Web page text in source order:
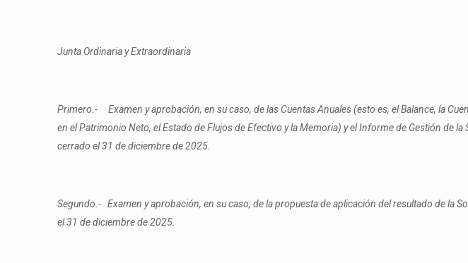
Junta Ordinaria y Extraordinaria
Primero.- Examen y aprobación, en su caso, de las Cuentas Anuales (esto es, el Balance, la
en el Patrimonio Neto, el Estado de Flujos de Efectivo y la Memoria) y el Informe de Gestión de
cerrado el 31 de diciembre de 2025.
Segundo.- Examen y aprobación, en su caso, de la propuesta de aplicación del resultado de la
el 31 de diciembre de 2025.